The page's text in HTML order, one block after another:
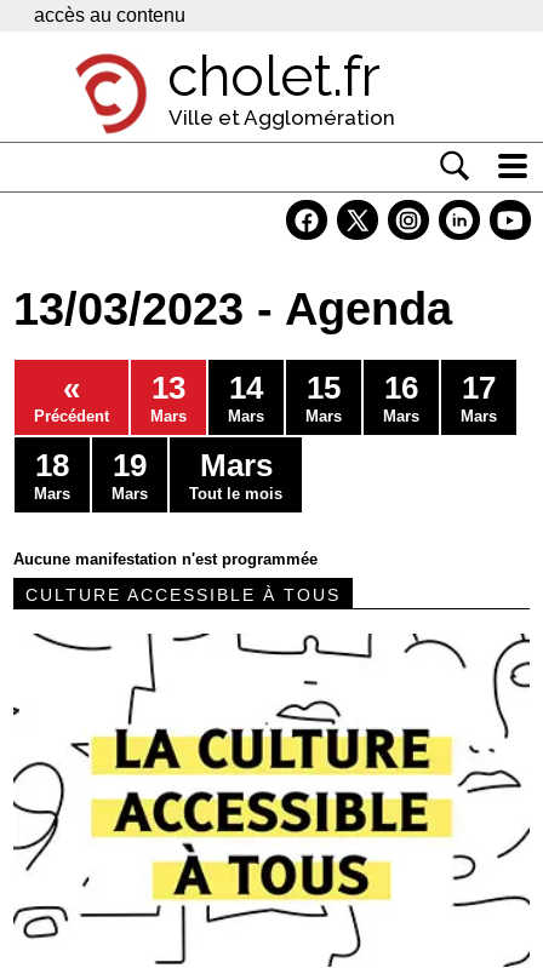
Panneau de gestion des cookies
accès au contenu
cholet.fr
Ville et Agglomération
Economie
Services
Contacts
13/03/2023 - Agenda
«
Précédent
13
Mars
14
Mars
15
Mars
16
Mars
17
Mars
18
Mars
19
Mars
Mars
Tout le mois
Aucune manifestation n'est programmée
CULTURE ACCESSIBLE À TOUS